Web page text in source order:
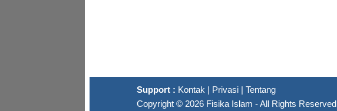
Support : Kontak | Privasi | Tentang
Copyright © 2026 Fisika Islam - All Rights Reserved